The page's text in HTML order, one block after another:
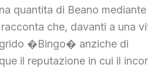
quantita di Beano mediante
che, davanti a una
grido �Bingo� anziche di
il reputazione in cui il